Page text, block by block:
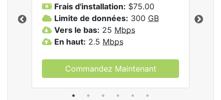
Frais d'installation: $75.00
Limite de données: 300 GB
Vers le bas: 25 Mbps
En haut: 2.5 Mbps
Commandez Maintenant